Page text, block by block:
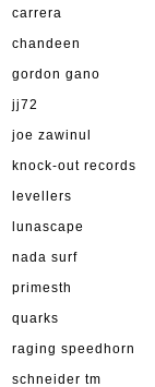
carrera
chandeen
gordon gano
jj72
joe zawinul
knock-out records
levellers
lunascape
nada surf
primesth
quarks
raging speedhorn
schneider tm